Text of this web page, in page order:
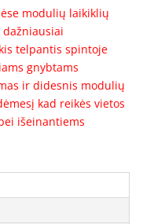
modulių laikiklių
telpantis spintoje
gnybtams
ir didesnis modulių
kad reikės vietos
išeinantiems